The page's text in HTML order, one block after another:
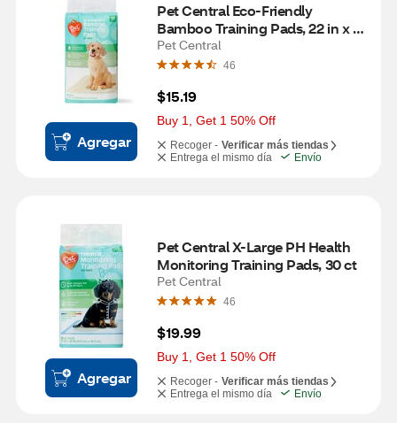
Agregar
Pet Central Eco-Friendly
Bamboo Training Pads, 22 in x 22
in, 45 ct
Pet Central
46
$15.19
Buy 1, Get 1 50% Off
Recoger - Verificar más tiendas
Entrega el mismo día
Envío
Agregar
Pet Central X-Large PH Health
Monitoring Training Pads, 30 ct
Pet Central
46
$19.99
Buy 1, Get 1 50% Off
Recoger - Verificar más tiendas
Entrega el mismo día
Envío